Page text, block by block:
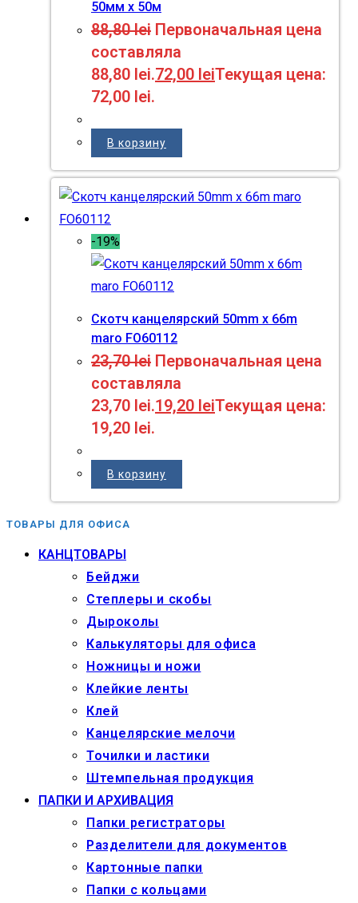
50мм x 50м
88,80lei Первоначальная цена
составляла
88,80 lei.72,00 leiТекущая цена:
72,00 lei.
В корзину
-19%
Скотч канцелярский 50mm x 66m
maro FO60112
23,70lei Первоначальная цена
составляла
23,70 lei.19,20 leiТекущая цена:
19,20 lei.
В корзину
ТОВАРЫ ДЛЯ ОФИСА
КАНЦТОВАРЫ
Бейджи
Степлеры и скобы
Дыроколы
Калькуляторы для офиса
Ножницы и ножи
Клейкие ленты
Клей
Канцелярские мелочи
Точилки и ластики
Штемпельная продукция
ПАПКИ И АРХИВАЦИЯ
Папки регистраторы
Разделители для документов
Картонные папки
Папки с кольцами